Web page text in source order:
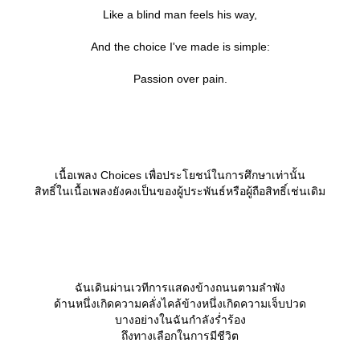
Like a blind man feels his way,
And the choice I've made is simple:
Passion over pain.
เนื้อเพลง Choices เพื่อประโยชน์ในการศึกษาเท่านั้น
สิทธิ์ในเนื้อเพลงยังคงเป็นของผู้ประพันธ์หรือผู้ถือสิทธิ์เช่นเดิม
ฉันเดินผ่านเวทีการแสดงข้างถนนตามลำพัง
ด้านหนึ่งเกิดความคลั่งไคล้ข้างหนึ่งเกิดความเจ็บปวด
บางอย่างในฉันกำลังร่ำร้อง
ถึงทางเลือกในการมีชีวิต